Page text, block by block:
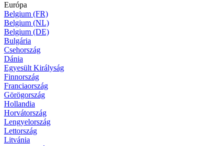
Európa
Belgium (FR)
Belgium (NL)
Belgium (DE)
Bulgária
Csehország
Dánia
Egyesült Királyság
Finnország
Franciaország
Görögország
Hollandia
Horvátország
Lengyelország
Lettország
Litvánia